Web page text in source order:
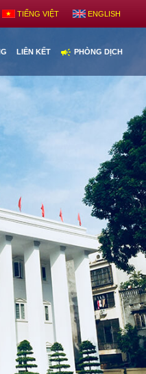
TIẾNG VIỆT ENGLISH
LIÊN KẾT campaign PHÒNG DỊCH